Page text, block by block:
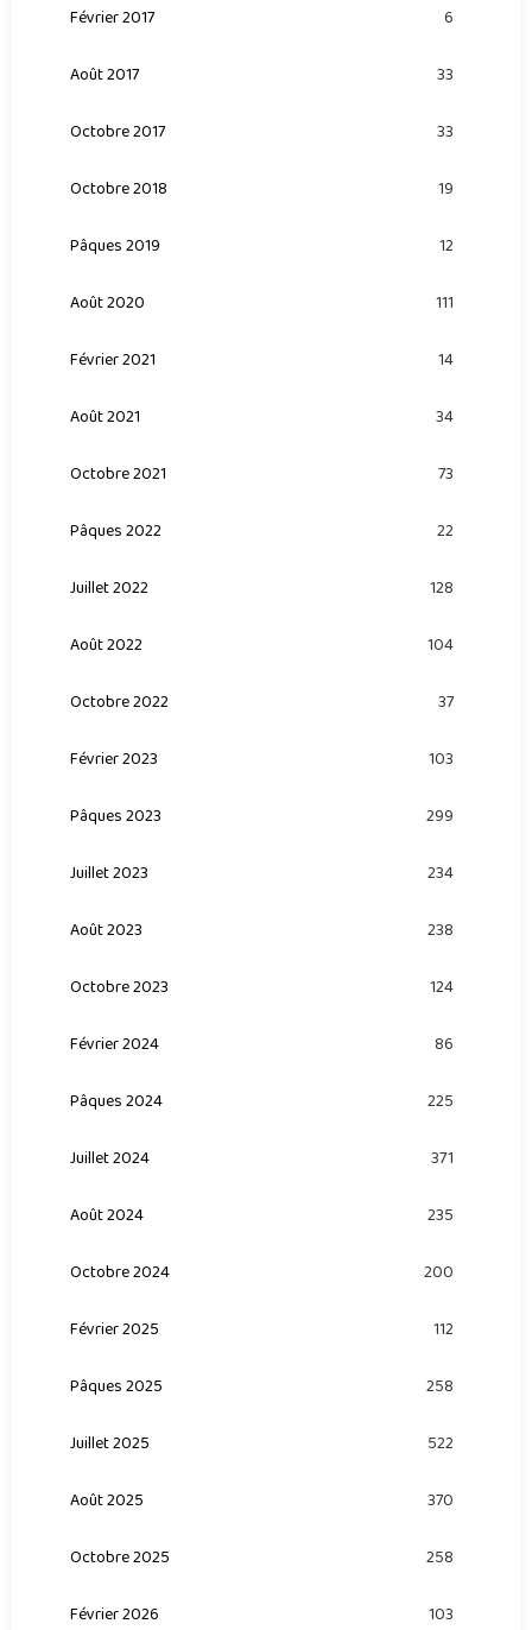
Février 2017 6
Août 2017 33
Octobre 2017 33
Octobre 2018 19
Pâques 2019 12
Août 2020 111
Février 2021 14
Août 2021 34
Octobre 2021 73
Pâques 2022 22
Juillet 2022 128
Août 2022 104
Octobre 2022 37
Février 2023 103
Pâques 2023 299
Juillet 2023 234
Août 2023 238
Octobre 2023 124
Février 2024 86
Pâques 2024 225
Juillet 2024 371
Août 2024 235
Octobre 2024 200
Février 2025 112
Pâques 2025 258
Juillet 2025 522
Août 2025 370
Octobre 2025 258
Février 2026 103